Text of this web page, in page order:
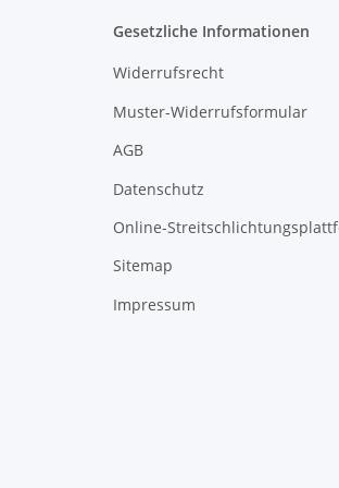
Gesetzliche Informationen
Widerrufsrecht
Muster-Widerrufsformular
AGB
Datenschutz
Online-
Sitemap
Impressum